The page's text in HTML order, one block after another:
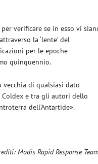
verificare se in esso vi
la ‘lente’ del
per le epoche
quinquennio.
vecchia di qualsiasi dato
Coldex e tra gli autori dello
dell’Antartide».
Modis Rapid Response